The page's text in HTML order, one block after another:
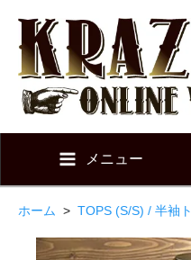
メニュー
ホーム > TOPS (S/S) / 半袖